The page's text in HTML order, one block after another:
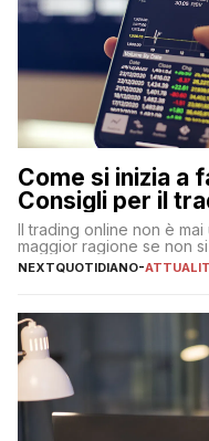
Come si inizia a
Consigli per il
Il trading online non è mai
maggior ragione se non
NEXTQUOTIDIANO-